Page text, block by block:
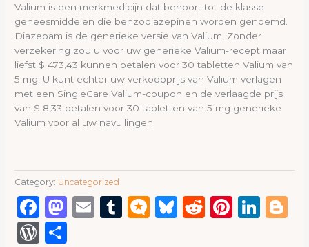
Valium is een merkmedicijn dat behoort tot de klasse
geneesmiddelen die benzodiazepinen worden genoemd.
Diazepam is de generieke versie van Valium. Zonder
verzekering zou u voor uw generieke Valium-recept maar
liefst $ 473,43 kunnen betalen voor 30 tabletten Valium van
5 mg. U kunt echter uw verkoopprijs van Valium verlagen
met een SingleCare Valium-coupon en de verlaagde prijs
van $ 8,33 betalen voor 30 tabletten van 5 mg generieke
Valium voor al uw navullingen.
Category: Uncategorized
Facebook
Mastodon
EmailTumblr
Micro.blog
Bluesky
Reddit
WordPress